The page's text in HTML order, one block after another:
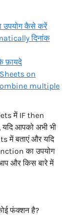
उपयोग कैसे करें
दिनांक
फ़ायदे
on
multiple
में IF then
आपको अभी भी
में बताएं और यदि
का उपयोग
और किस बारे में
फंक्शन है?